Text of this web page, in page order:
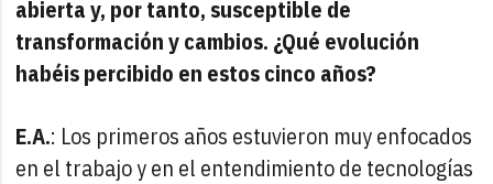
abierta y, por tanto, susceptible de
transformación y cambios. ¿Qué evolución
habéis percibido en estos cinco años?
E.A.: Los primeros años estuvieron muy enfocados
en el trabajo y en el entendimiento de tecnologías